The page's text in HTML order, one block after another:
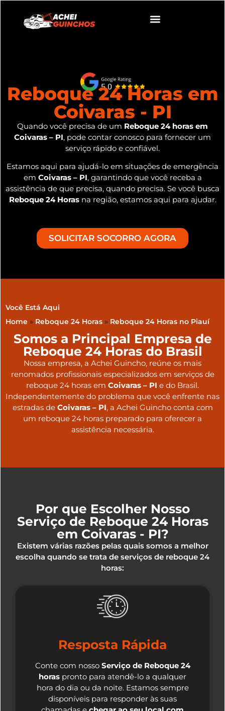
Reboque 24 Horas em
Coivaras - PI
Quando você precisa de um Reboque 24 horas em
Coivaras – PI, pode contar conosco para fornecer um
serviço rápido e confiável.
Estamos aqui para ajudá-lo em situações de emergência
em Coivaras – PI, garantindo que você receba a
assistência de que precisa, quando precisa. Se você busca
Reboque 24 Horasna região, estamos aqui para ajudar.
SOLICITAR SOCORRO AGORA
Você Está Aqui
Home » Reboque 24 Horas » Reboque 24 Horas no Piauí
Somos a Principal Empresa de
Reboque 24 Horas do Brasil
Nossa empresa, a Achei Guincho, reúne os mais
renomados profissionais especializados em serviços de
reboque 24 horas em Coivaras – PI e do Brasil.
Independentemente do problema que você enfrente nas
estradas de Coivaras – PI, a Achei Guincho conta com
um reboque 24 horas preparado para oferecer a
assistência necessária.
Por que Escolher Nosso
Serviço de Reboque 24 Horas
em Coivaras - PI?
Existem várias razões pelas quais somos a melhor
escolha quando se trata de serviços de reboque 24
horas:
Resposta Rápida
Conte com nosso Serviço de Reboque 24
horas pronto para atendê-lo a qualquer
hora do dia ou da noite. Estamos sempre
disponíveis para responder às suas